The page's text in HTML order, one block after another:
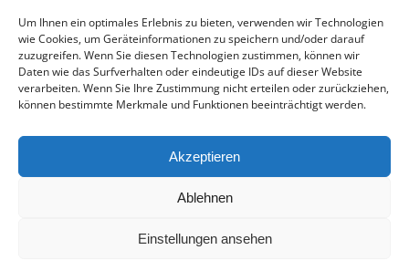
Um Ihnen ein optimales Erlebnis zu bieten, verwenden wir Technologien
wie Cookies, um Geräteinformationen zu speichern und/oder darauf
zuzugreifen. Wenn Sie diesen Technologien zustimmen, können wir
Daten wie das Surfverhalten oder eindeutige IDs auf dieser Website
verarbeiten. Wenn Sie Ihre Zustimmung nicht erteilen oder zurückziehen,
können bestimmte Merkmale und Funktionen beeinträchtigt werden.
Akzeptieren
Ablehnen
Einstellungen ansehen
Verwenden Sie Artikel, auf die derneue Steuersatz anzuwenden ist,
ERP- und Kassensystem Anpassungenvorgenommen werden.
Sie verwenden Artikel, auf die der neue Steuersatz
per 1.7.2026 aus!
Für weitere Informationen wenden Sie sich bitte an Ihr